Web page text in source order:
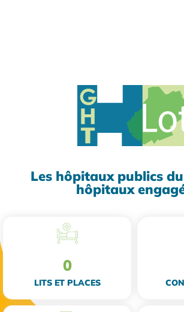
Les hôpitaux publics
hôpitaux
LITS ET PLACES
0